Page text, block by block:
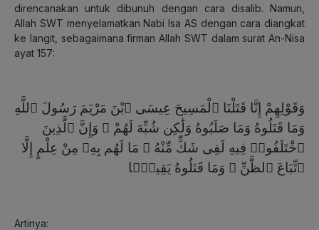
direncanakan untuk dibunuh dengan cara disalib. Namun,
Allah SWT menyelamatkan Nabi Isa AS dengan cara diangkat
ke langit, sebagaimana firman Allah SWT dalam surat An-Nisa
ayat 157:
وَقَوْلِهِمْ إِنَّا قَتَلْنَا ٱلْمَسِيحَ عِيسَى ٱبْنَ مَرْيَمَ رَسُولَ ٱللَّهِ
وَمَا قَتَلُوهُ وَمَا صَلَبُوهُ وَلَٰكِن شُبِّهَ لَهُمْ ۚ وَإِنَّ ٱلَّذِينَ
ٱخْتَلَفُوا۟ فِيهِ لَفِى شَكٍّ مِّنْهُ ۚ مَا لَهُم بِهِۦ مِنْ عِلْمٍ إِلَّا
ٱتِّبَاعَ ٱلظَّنِّ ۚ وَمَا قَتَلُوهُ يَقِينًۢا
Artinya: